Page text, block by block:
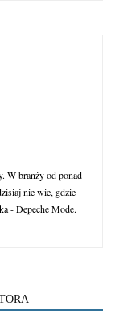
W branży od ponad
nie wie, gdzie
- Depeche Mode.